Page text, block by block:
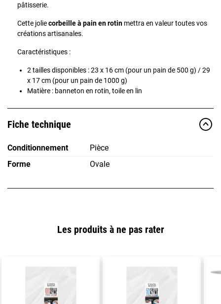
pâtisserie.
Cette joliecorbeille à pain en rotin mettra en valeur toutes vos
créations artisanales.
Caractéristiques :
2 tailles disponibles : 23 x 16 cm (pour un pain de 500 g) / 29
x 17 cm (pour un pain de 1000 g)
Matière : banneton en rotin, toile en lin
Fiche technique
Conditionnement
Pièce
Forme
Ovale
Les produits à ne pas rater